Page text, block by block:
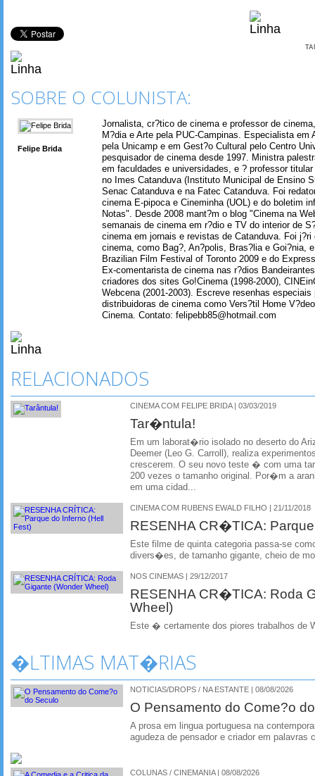
SOBRE O COLUNISTA:
Felipe Brida
Jornalista, cr?tico de cinema e professor de
M?dia e Arte pela PUC-Campinas. Especialista em
pela Unicamp e em Gest?o Cultural pelo Centro
pesquisador de cinema desde 1997. Ministra
em faculdades e universidades, e ? professor
no Imes Catanduva (Instituto Municipal de Ensino
Senac Catanduva e na Fatec Catanduva. Foi
cinema E-pipoca e Cineminha (UOL) e do boletim
Notas". Desde 2008 mant?m o blog "Cinema na
semanais de cinema em r?dio e TV do interior de
cinema em jornais e revistas de Catanduva. Foi
cinema, como Bag?, An?polis, Bras?lia e Goi?nia,
Brazilian Film Festival of Toronto 2009 e do
Ex-comentarista de cinema nas r?dios
criadores dos sites Go!Cinema (1998-2000),
Webcena (2001-2003). Escreve resenhas especiais
distribuidoras de cinema como Vers?til Home
Cinema. Contato: felipebb85@hotmail.com
RELACIONADOS
CINEMA COM FELIPE BRIDA | 03/03/2019
Tar�ntula!
Em um laborat�rio isolado no deserto do
Deemer (Leo G. Carroll), realiza
crescerem. O seu novo teste � com uma
200 vezes o tamanho original. Por�m a
em uma cidad...
CINEMA COM RUBENS EWALD FILHO | 21/11/2018
RESENHA CR�TICA:
Este filme de quinta categoria passa-se
divers�es, de tamanho gigante, cheio de
NOS CINEMAS | 29/12/2017
RESENHA CR�TICA: Roda
Wheel)
Este � certamente dos piores trabalhos de
�LTIMAS MAT�RIAS
NOTICIAS/DROPS / NA ESTANTE | 08/08/2026
O Pensamento do Come?o
A prosa em lingua portuguesa na
agudeza de pensador e criador em palavras
COLUNAS / CINEMANIA | 08/08/2026